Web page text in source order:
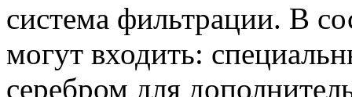
система фильтрации. В
могут входить:
серебром для